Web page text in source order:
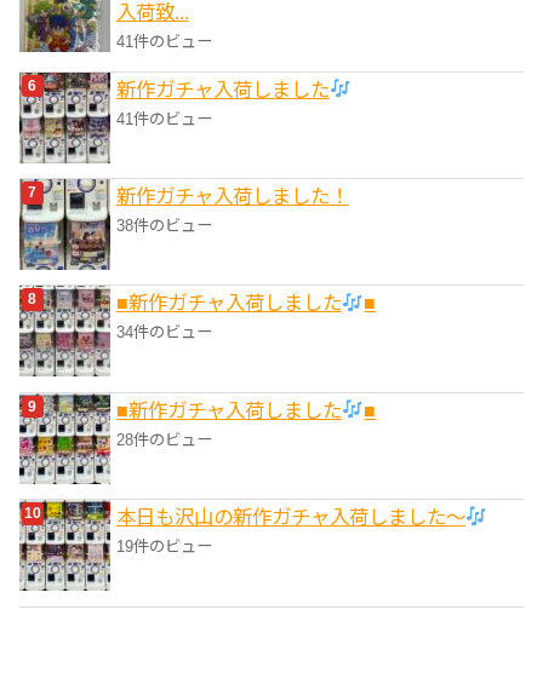
入荷致...
41件のビュー
新作ガチャ入荷しました
41件のビュー
新作ガチャ入荷しました！
38件のビュー
■新作ガチャ入荷しました ■
34件のビュー
■新作ガチャ入荷しました ■
28件のビュー
本日も沢山の新作ガチャ入荷しました〜
19件のビュー